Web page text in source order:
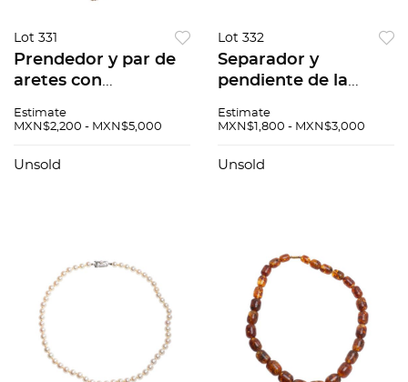
Lot 331
Prendedor y par de
aretes con
base dorado de la
Disney. Peso: 115.5 g.
Estimate
MXN$2,200 - MXN$5,000
Unsold
Lot 332
Separador y
pendiente de la
metal base y cristal
Estimate
MXN$1,800 - MXN$3,000
Unsold